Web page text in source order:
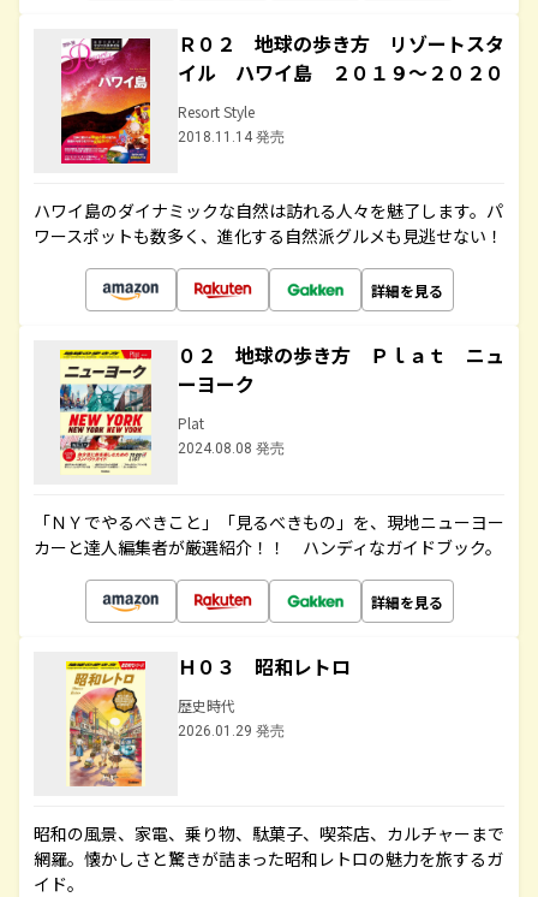
Ｒ０２ 地球の歩き方 リゾートスタ
イル ハワイ島 ２０１９～２０２０
Resort Style
2018.11.14 発売
ハワイ島のダイナミックな自然は訪れる人々を魅了します。パ
ワースポットも数多く、進化する自然派グルメも見逃せない！
詳細を見る
０２ 地球の歩き方 Ｐｌａｔ ニュ
ーヨーク
Plat
2024.08.08 発売
「ＮＹでやるべきこと」「見るべきもの」を、現地ニューヨー
カーと達人編集者が厳選紹介！！ ハンディなガイドブック。
詳細を見る
Ｈ０３ 昭和レトロ
歴史時代
2026.01.29 発売
昭和の風景、家電、乗り物、駄菓子、喫茶店、カルチャーまで
網羅。懐かしさと驚きが詰まった昭和レトロの魅力を旅するガ
イド。